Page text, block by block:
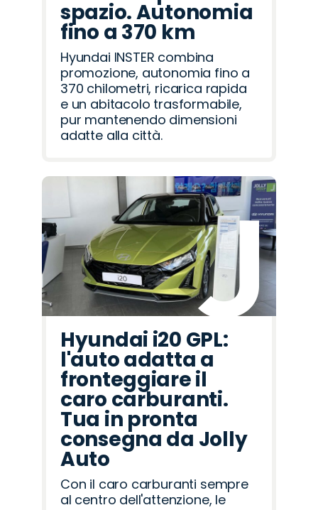
spazio. Autonomia
fino a 370 km
Hyundai INSTER combina
promozione, autonomia fino a
370 chilometri, ricarica rapida
e un abitacolo trasformabile,
pur mantenendo dimensioni
adatte alla città.
Hyundai i20 GPL:
l'auto adatta a
fronteggiare il
caro carburanti.
Tua in pronta
consegna da Jolly
Auto
Con il caro carburanti sempre
al centro dell'attenzione, le